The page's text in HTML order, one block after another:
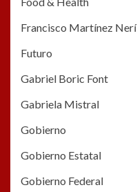
Francisco Martínez Nerí
Futuro
Gabriel Boric Font
Gabriela Mistral
Gobierno
Gobierno Estatal
Gobierno Federal